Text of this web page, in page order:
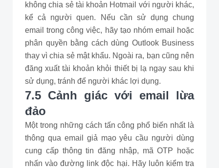
không chia sẻ tài khoản Hotmail với người khác,
kể cả người quen. Nếu cần sử dụng chung
email trong công việc, hãy tạo nhóm email hoặc
phân quyền bằng cách dùng Outlook Business
thay vì chia sẻ mật khẩu. Ngoài ra, bạn cũng nên
đăng xuất tài khoản khỏi thiết bị lạ ngay sau khi
sử dụng, tránh để người khác lợi dụng.
7.5 Cảnh giác với email lừa
đảo
Một trong những cách tấn công phổ biến nhất là
thông qua email giả mạo yêu cầu người dùng
cung cấp thông tin đăng nhập, mã OTP hoặc
nhấn vào đường link độc hại. Hãy luôn kiểm tra